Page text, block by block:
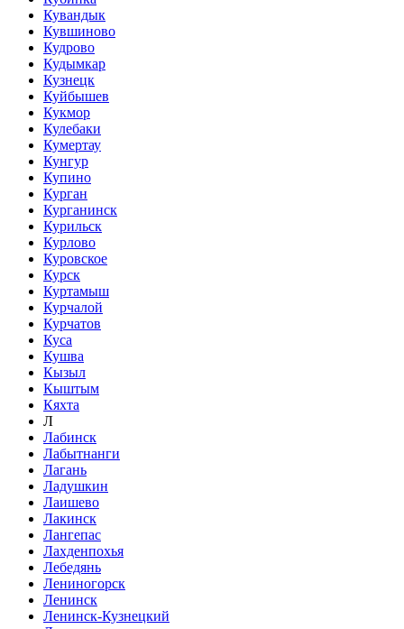
Кувандык
Кувшиново
Кудрово
Кудымкар
Кузнецк
Куйбышев
Кукмор
Кулебаки
Кумертау
Кунгур
Купино
Курган
Курганинск
Курильск
Курлово
Куровское
Курск
Куртамыш
Курчалой
Курчатов
Куса
Кушва
Кызыл
Кыштым
Кяхта
Л
Лабинск
Лабытнанги
Лагань
Ладушкин
Лаишево
Лакинск
Лангепас
Лахденпохья
Лебедянь
Лениногорск
Ленинск
Ленинск-Кузнецкий